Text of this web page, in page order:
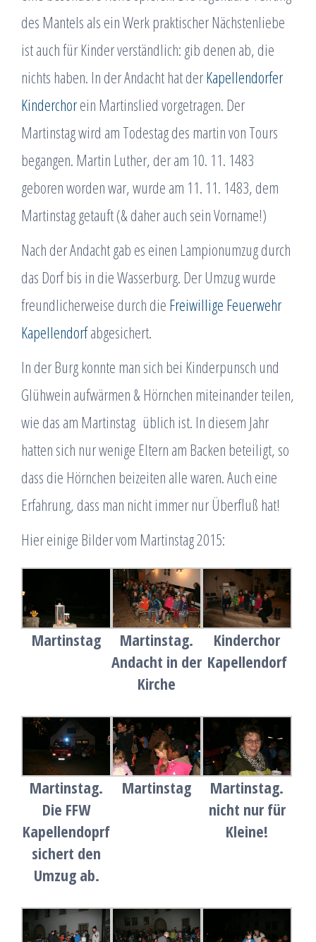
des Mantels als ein Werk praktischer Nächstenliebe
ist auch für Kinder verständlich: gib denen ab, die
nichts haben. In der Andacht hat derKapellendorfer
Kinderchorein Martinslied vorgetragen. Der
Martinstag wird am Todestag des martin von Tours
begangen. Martin Luther, der am 10. 11. 1483
geboren worden war, wurde am 11. 11. 1483, dem
Martinstag getauft (& daher auch sein Vorname!)
Nach der Andacht gab es einen Lampionumzug durch
das Dorf bis in die Wasserburg. Der Umzug wurde
freundlicherweise durch die Freiwillige Feuerwehr
Kapellendorfabgesichert.
In der Burg konnte man sich bei Kinderpunsch und
Glühwein aufwärmen & Hörnchen miteinander teilen,
wie das am Martinstag üblich ist. In diesem Jahr
hatten sich nur wenige Eltern am Backen beteiligt, so
dass die Hörnchen beizeiten alle waren. Auch eine
Erfahrung, dass man nicht immer nur Überfluß hat!
Hier einige Bilder vom Martinstag 2015:
Martinstag
Martinstag.
Andacht in der
Kirche
Kinderchor
Kapellendorf
Martinstag.
Die FFW
Kapellendoprf
sichert den
Umzug ab.
Martinstag
Martinstag.
nicht nur für
Kleine!